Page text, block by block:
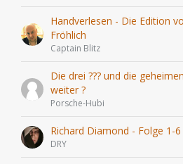
Handverlesen - Die Edition
Fröhlich
Captain Blitz
Die drei ??? und die
weiter ?
Porsche-Hubi
Richard Diamond - Folge 1-6
DRY